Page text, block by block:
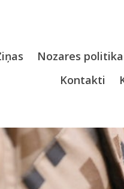
Nozares politika
Kontakti